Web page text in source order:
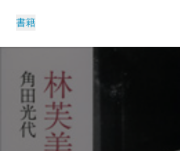
書籍